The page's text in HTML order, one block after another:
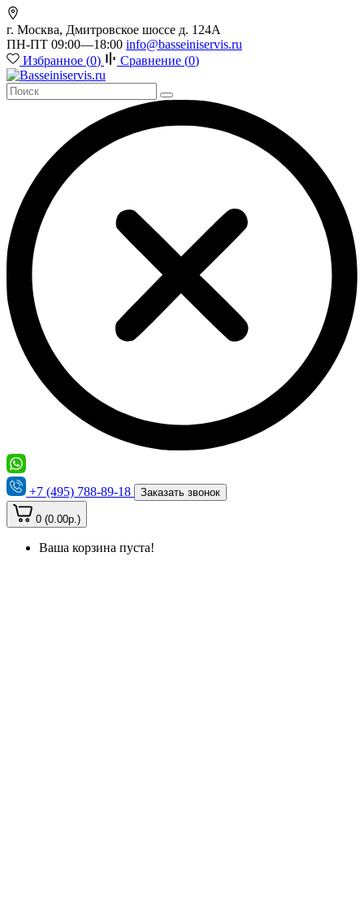
г. Москва, Дмитровское шоссе д. 124А
ПН-ПТ 09:00—18:00 info@basseiniservis.ru
Избранное (0) Сравнение (0)
+7 (495) 788-89-18 Заказать звонок
0 (0.00р.)
Ваша корзина пуста!